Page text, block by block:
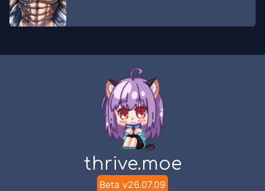
thrive.moe
Beta v26.07.09